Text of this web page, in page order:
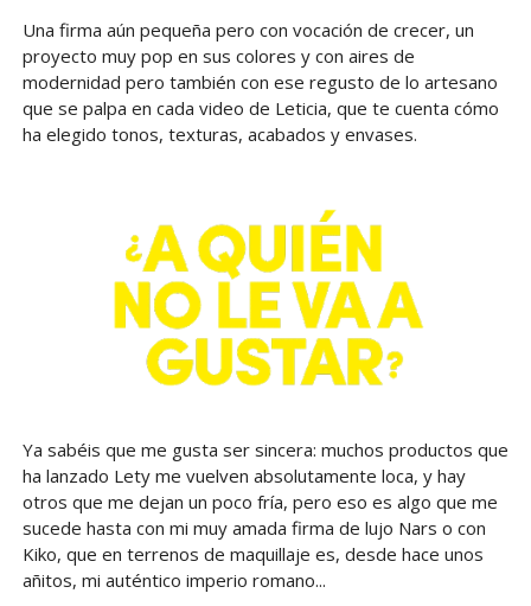
Una firma aún pequeña pero con vocación de crecer, un
proyecto muy pop en sus colores y con aires de
modernidad pero también con ese regusto de lo artesano
que se palpa en cada video de Leticia, que te cuenta cómo
ha elegido tonos, texturas, acabados y envases.
Ya sabéis que me gusta ser sincera: muchos productos que
ha lanzado Lety me vuelven absolutamente loca, y hay
otros que me dejan un poco fría, pero eso es algo que me
sucede hasta con mi muy amada firma de lujo Nars o con
Kiko, que en terrenos de maquillaje es, desde hace unos
añitos, mi auténtico imperio romano...